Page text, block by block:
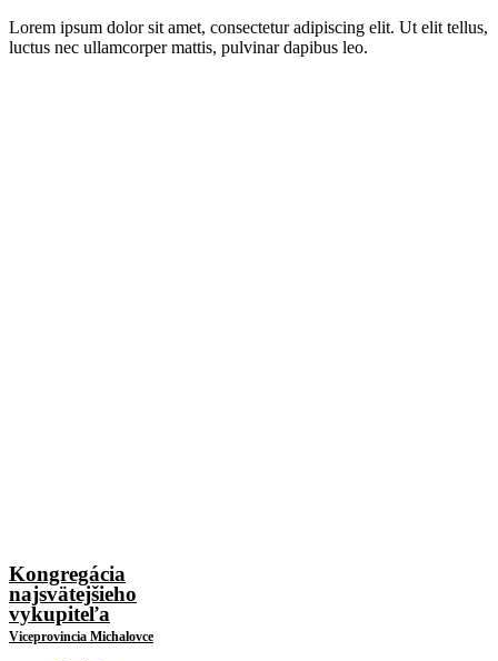
Lorem ipsum dolor sit amet, consectetur adipiscing elit. Ut elit tellus,
luctus nec ullamcorper mattis, pulvinar dapibus leo.
Kongregácia
najsvätejšieho
vykupiteľa
Viceprovincia Michalovce